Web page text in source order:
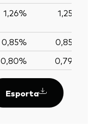
1,26% 1,25%
0,85%
0,85%
0,80% 0,79%
Esporta